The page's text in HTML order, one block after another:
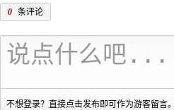
0 条评论
不想登录？直接点击发布即可作为游客留言。